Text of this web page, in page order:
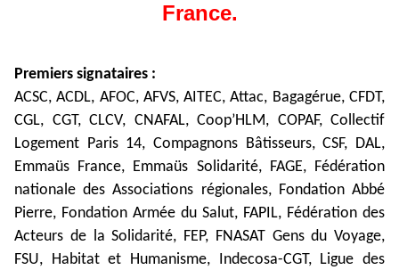
France.
Premiers signataires :
ACSC, ACDL, AFOC, AFVS, AITEC, Attac, Bagagérue, CFDT,
CGL, CGT, CLCV, CNAFAL, Coop’HLM, COPAF, Collectif
Logement Paris 14, Compagnons Bâtisseurs, CSF, DAL,
Emmaüs France, Emmaüs Solidarité, FAGE, Fédération
nationale des Associations régionales, Fondation Abbé
Pierre, Fondation Armée du Salut, FAPIL, Fédération des
Acteurs de la Solidarité, FEP, FNASAT Gens du Voyage,
FSU, Habitat et Humanisme, Indecosa-CGT, Ligue des